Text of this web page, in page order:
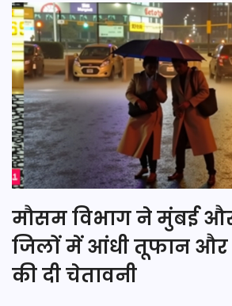
मौसम विभाग ने मुंबई
जिलों में आंधी तूफान और
की दी चेतावनी